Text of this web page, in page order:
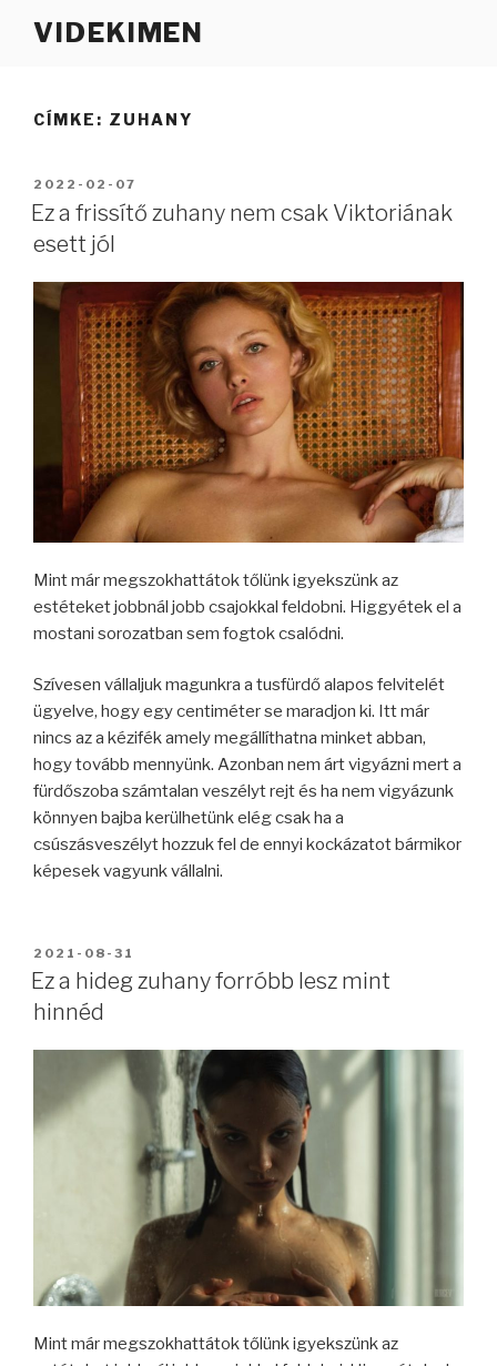
VIDEKIMEN
CÍMKE: ZUHANY
BEKÜLDVE:
2022-02-07
Ez a frissítő zuhany nem csak Viktoriának
esett jól
Mint már megszokhattátok tőlünk igyekszünk az
estéteket jobbnál jobb csajokkal feldobni. Higgyétek el a
mostani sorozatban sem fogtok csalódni.
Szívesen vállaljuk magunkra a tusfürdő alapos felvitelét
ügyelve, hogy egy centiméter se maradjon ki. Itt már
nincs az a kézifék amely megállíthatna minket abban,
hogy tovább mennyünk. Azonban nem árt vigyázni mert a
fürdőszoba számtalan veszélyt rejt és ha nem vigyázunk
könnyen bajba kerülhetünk elég csak ha a
csúszásveszélyt hozzuk fel de ennyi kockázatot bármikor
képesek vagyunk vállalni.
BEKÜLDVE:
2021-08-31
Ez a hideg zuhany forróbb lesz mint
hinnéd
Mint már megszokhattátok tőlünk igyekszünk az